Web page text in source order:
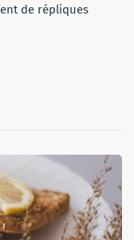
de répliques